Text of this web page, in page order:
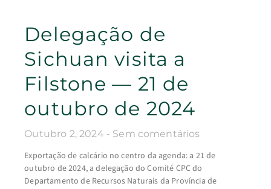
Delegação de
Sichuan visita a
Filstone — 21 de
outubro de 2024
Outubro 2, 2024 Sem comentários
Exportação de calcário no centro da agenda: a 21 de
outubro de 2024, a delegação do Comité CPC do
Departamento de Recursos Naturais da Província de